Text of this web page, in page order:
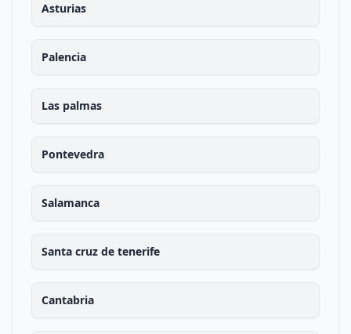
Asturias
Palencia
Las palmas
Pontevedra
Salamanca
Santa cruz de tenerife
Cantabria